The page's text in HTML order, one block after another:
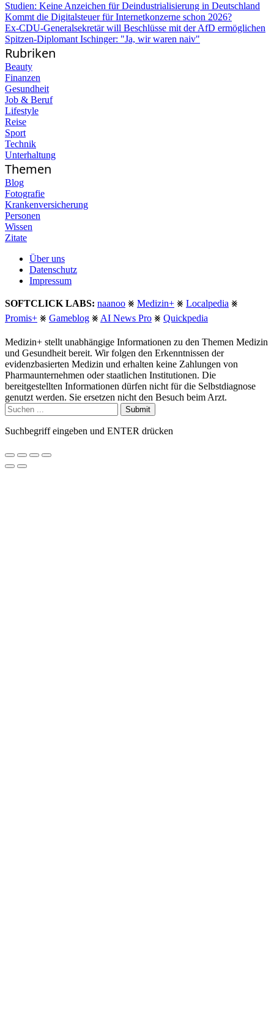
Studien: Keine Anzeichen für Deindustrialisierung in Deutschland
Kommt die Digitalsteuer für Internetkonzerne schon 2026?
Ex-CDU-Generalsekretär will Beschlüsse mit der AfD ermöglichen
Spitzen-Diplomant Ischinger: "Ja, wir waren naiv"
Rubriken
Beauty
Finanzen
Gesundheit
Job & Beruf
Lifestyle
Reise
Sport
Technik
Unterhaltung
Themen
Blog
Fotografie
Krankenversicherung
Personen
Wissen
Zitate
Über uns
Datenschutz
Impressum
SOFTCLICK LABS: naanoo ⨳ Medizin+ ⨳ Localpedia ⨳
Promis+ ⨳ Gameblog ⨳ AI News Pro ⨳ Quickpedia
Medizin+ stellt unabhängige Informationen zu den Themen Medizin
und Gesundheit bereit. Wir folgen den Erkenntnissen der
evidenzbasierten Medizin und erhalten keine Zahlungen von
Pharmaunternehmen oder staatlichen Institutionen. Die
bereitgestellten Informationen dürfen nicht für die Selbstdiagnose
genutzt werden. Sie ersetzen nicht den Besuch beim Arzt.
Submit
Suchbegriff eingeben und ENTER drücken